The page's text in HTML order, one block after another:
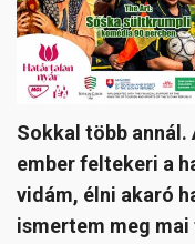
Sokkal több
ember feltekeri a
vidám, élni akaró
ismertem meg